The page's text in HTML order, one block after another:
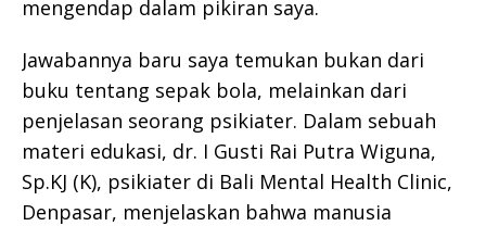
mengendap dalam pikiran saya.
Jawabannya baru saya temukan bukan dari
buku tentang sepak bola, melainkan dari
penjelasan seorang psikiater. Dalam sebuah
materi edukasi, dr. I Gusti Rai Putra Wiguna,
Sp.KJ (K), psikiater di Bali Mental Health Clinic,
Denpasar, menjelaskan bahwa manusia